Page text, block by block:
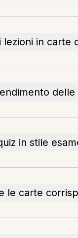
in carte
delle
in stile
le carte